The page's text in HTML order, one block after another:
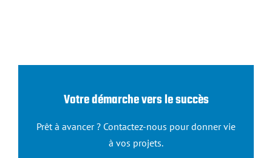
Votre démarche vers le succès
Prêt à avancer ? Contactez-nous pour donner vie
à vos projets.